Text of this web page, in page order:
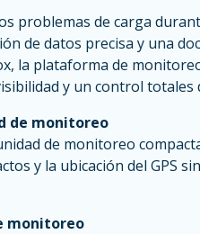
problemas de carga
de datos precisa y una
la plataforma de
y un control totales
de monitoreo
de monitoreo
y la ubicación del GPS
monitoreo